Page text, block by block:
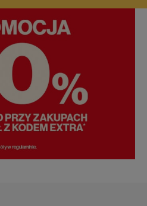
BUTY DLA DZIEWCZYNKI
0-4 lat
4-8 lat
9-16 lat